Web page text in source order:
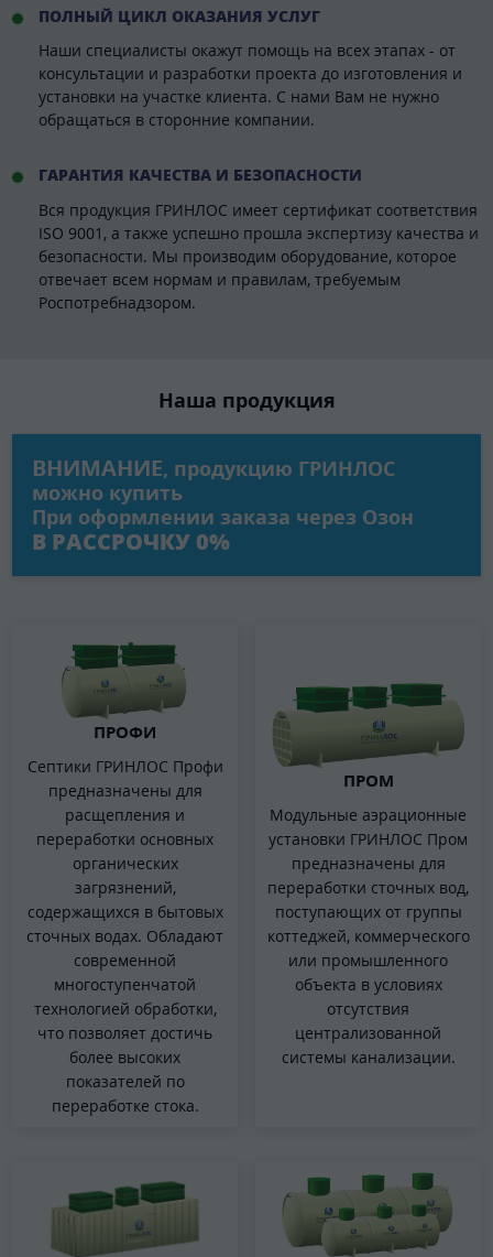
ПОЛНЫЙ ЦИКЛ ОКАЗАНИЯ УСЛУГ
Наши специалисты окажут помощь на всех этапах - от
консультации и разработки проекта до изготовления и
установки на участке клиента. С нами Вам не нужно
обращаться в сторонние компании.
ГАРАНТИЯ КАЧЕСТВА И БЕЗОПАСНОСТИ
Вся продукция ГРИНЛОС имеет сертификат соответствия
ISO 9001, а также успешно прошла экспертизу качества и
безопасности. Мы производим оборудование, которое
отвечает всем нормам и правилам, требуемым
Роспотребнадзором.
Наша продукция
ВНИМАНИЕ, продукцию ГРИНЛОС
можно купить
При оформлении заказа через Озон
В РАССРОЧКУ 0%
ПРОФИ
Септики ГРИНЛОС Профи
предназначены для
расщепления и
переработки основных
органических
загрязнений,
содержащихся в бытовых
сточных водах. Обладают
современной
многоступенчатой
технологией обработки,
что позволяет достичь
более высоких
показателей по
переработке стока.
ПРОМ
Модульные аэрационные
установки ГРИНЛОС Пром
предназначены для
переработки сточных вод,
поступающих от группы
коттеджей, коммерческого
или промышленного
объекта в условиях
отсутствия
централизованной
системы канализации.